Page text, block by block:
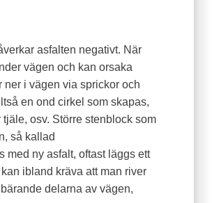
asfalten negativt. När
vägen och kan orsaka
ner i vägen via sprickor och
en ond cirkel som skapas,
osv. Större stenblock som
så kallad
med ny asfalt, oftast läggs ett
ibland kräva att man river
delarna av vägen,